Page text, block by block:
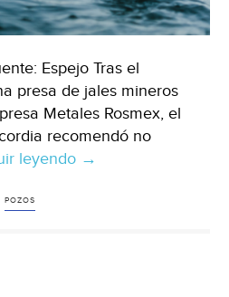
Espejo Tras el
presa de jales mineros
Metales Rosmex, el
recomendó no
leyendo Sinaloa
→
POZOS